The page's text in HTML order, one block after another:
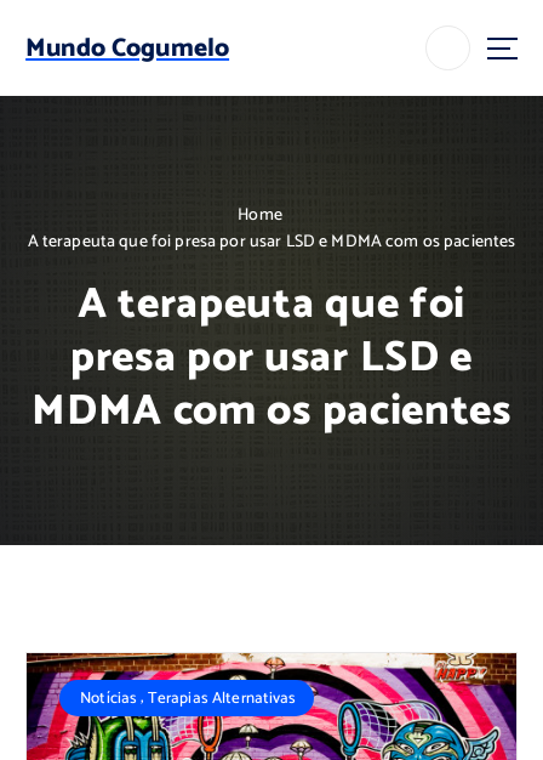
p
Mundo Cogumelo
Home
A terapeuta que foi presa por usar LSD e MDMA com os pacientes
A terapeuta que foi
presa por usar LSD e
MDMA com os pacientes
Notícias,Terapias Alternativas